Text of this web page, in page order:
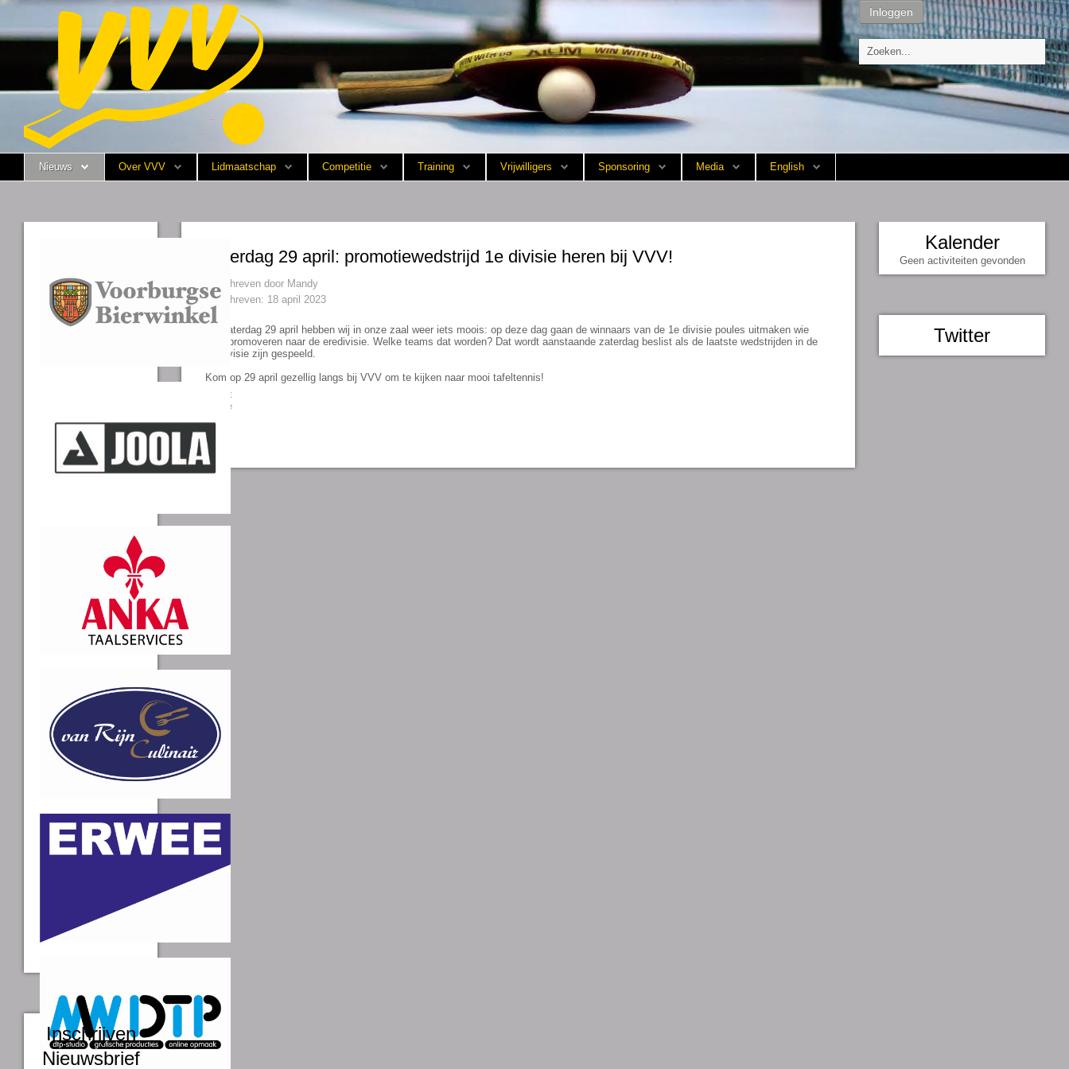
Nieuws
Over VVV
Lidmaatschap
Competitie
Sponsoring
Inloggen
Nieuws Over VVV Lidmaatschap Competitie Training Vrijwilligers Sponsoring Media English
Zaterdag 29 april: promotiewedstrijd 1e divisie heren bij VVV!
Geschreven door Mandy
Geschreven: 18 april 2023
Op zaterdag 29 april hebben wij in onze zaal weer iets moois: op deze dag gaan de winnaars van de 1e divisie poules uitmaken wie
gaat promoveren naar de eredivisie. Welke teams dat worden? Dat wordt aanstaande zaterdag beslist als de laatste wedstrijden in de
1e divisie zijn gespeeld.
Kom op 29 april gezellig langs bij VVV om te kijken naar mooi tafeltennis!
Tweet
Share
Inschrijven
Nieuwsbrief
Kalender
Geen activiteiten gevonden
Twitter